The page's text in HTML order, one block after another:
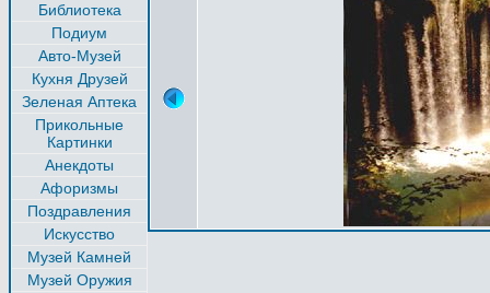
Библиотека
Подиум
Авто-Музей
Кухня Друзей
Зеленая Аптека
Прикольные
Картинки
Анекдоты
Афоризмы
Поздравления
Искусство
Музей Камней
Музей Оружия